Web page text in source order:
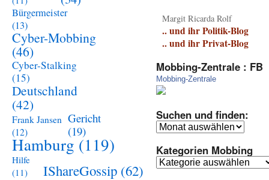
Bürgermeister
(13)
Cyber-Mobbing
(46)
Cyber-Stalking
(15)
Deutschland
(42)
Frank Jansen
(12)
Gericht
(19)
Hamburg (119)
Hilfe
(11)
IShareGossip (62)
Margit Ricarda Rolf
.. und ihr Politik-Blog
.. und ihr Privat-Blog
Mobbing-Zentrale : FB
Mobbing-Zentrale
Suchen und finden:
Suchen
finden:
Kategorien Mobbing
Kategorien